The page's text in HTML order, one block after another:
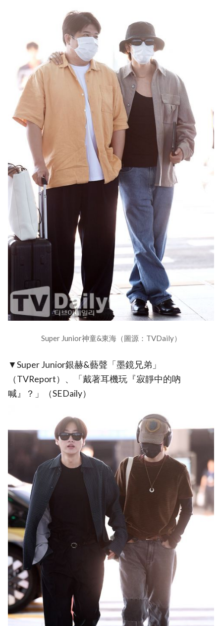
Super Junior神童&東海（圖源：TVDaily）
▼Super Junior銀赫&藝聲「墨鏡兄弟」
（TVReport）、「戴著耳機玩『寂靜中的吶
喊』？」（SEDaily）